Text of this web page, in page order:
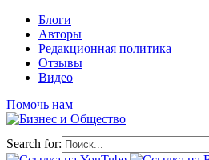
Блоги
Авторы
Редакционная политика
Отзывы
Видео
Помочь нам
Search for: